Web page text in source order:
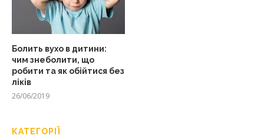
Болить вухо в дитини:
чим знеболити, що
робити та як обійтися без
ліків
26/06/2019
КАТЕГОРІЇ